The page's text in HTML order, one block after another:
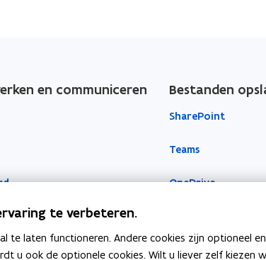
en communiceren Bestanden
SharePoint
Teams
OneDrive
te verbeteren.
te laten functioneren. Andere cookies zijn optioneel
u ook de optionele cookies. Wilt u liever zelf kiezen